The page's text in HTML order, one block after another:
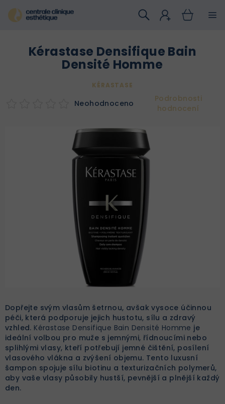
na
obsah
Dopřejte svým vlasům šetrnou, avšak vysoce účinnou
péči, která podporuje jejich hustotu, sílu a zdravý
vzhled. Kérastase Densifique Bain Densité Homme je
ideální volbou pro muže s jemnými, řídnoucími nebo
splihlými vlasy, kteří potřebují jemné čištění, posílení
vlasového vlákna a zvýšení objemu. Tento luxusní
šampon spojuje sílu biotinu a texturizačních polymerů,
aby vaše vlasy působily hustší, pevnější a plnější každý
den.
Kérastase Densifique Bain
Densité Homme
KÉRASTASE
Neohodnoceno
Podrobnosti
hodnocení